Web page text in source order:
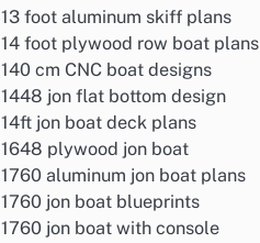
13 foot aluminum skiff plans
14 foot plywood row boat plans
140 cm CNC boat designs
1448 jon flat bottom design
14ft jon boat deck plans
1648 plywood jon boat
1760 aluminum jon boat plans
1760 jon boat blueprints
1760 jon boat with console